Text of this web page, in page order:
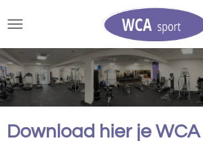
direct
naar
de
hoofdinhoud
Download hier je